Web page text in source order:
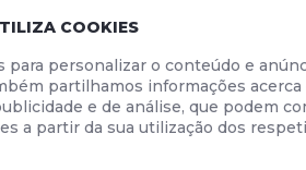
COOKIES
para personalizar o conteúdo e
partilhamos informações
e de análise, que podem
a partir da sua utilização dos
à Distância
de Código
de Condução
Segurança
Código da
Livro de
TERMOS E CONDIÇÕES DE UTILIZAÇÃO